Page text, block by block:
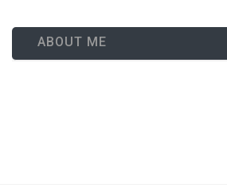
ABOUT ME